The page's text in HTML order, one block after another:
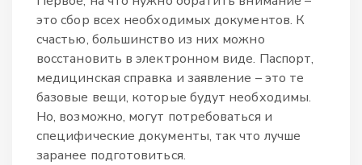
это сбор всех необходимых документов. К
счастью, большинство из них можно
восстановить в электронном виде. Паспорт,
медицинская справка и заявление – это те
базовые вещи, которые будут необходимы.
Но, возможно, могут потребоваться и
специфические документы, так что лучше
заранее подготовиться.